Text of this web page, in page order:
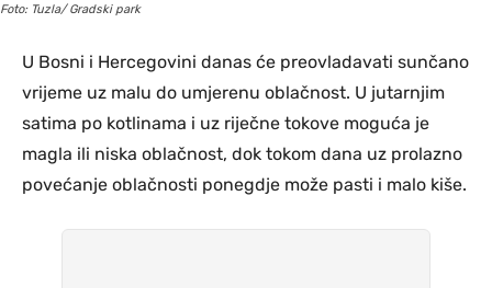
Foto: Tuzla/ Gradski park
U Bosni i Hercegovini danas će preovladavati sunčano
vrijeme uz malu do umjerenu oblačnost. U jutarnjim
satima po kotlinama i uz riječne tokove moguća je
magla ili niska oblačnost, dok tokom dana uz prolazno
povećanje oblačnosti ponegdje može pasti i malo kiše.